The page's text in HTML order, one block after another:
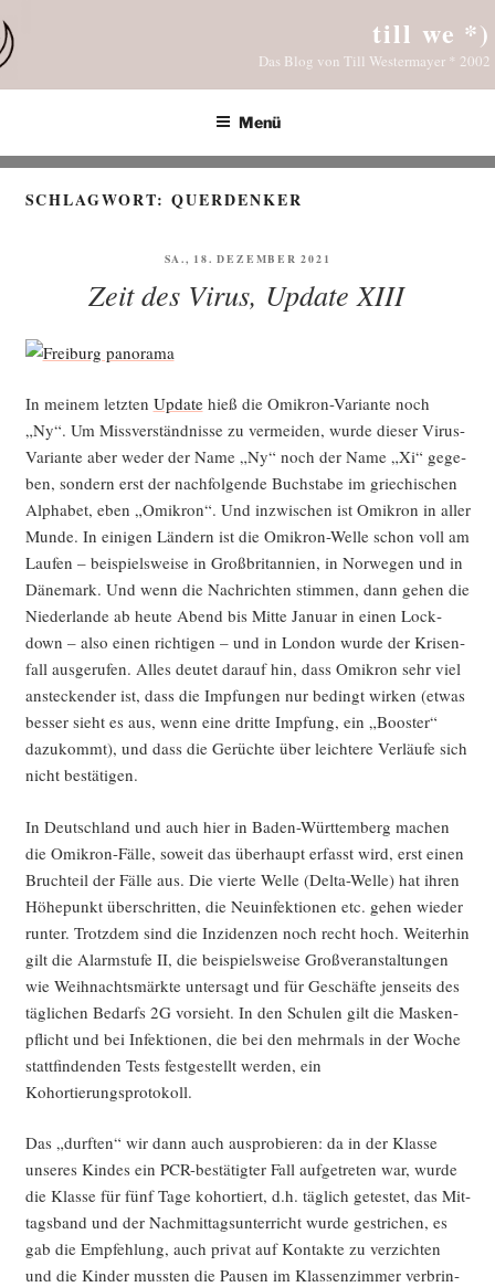
Inhalt
springen
till we *)
Das Blog von Till Westermayer * 2002
Menü
SCHLAGWORT:QUERDENKER
VERÖFFENTLICHT
SA., 18. DEZEMBER 2021
Zeit des Virus, Update XIII
In mei­nem letz­ten Updatehieß die Omi­kron-Vari­an­te noch
„Ny“. Um Miss­ver­ständ­nis­se zu ver­mei­den, wur­de die­ser Virus-
Vari­an­te aber weder der Name „Ny“ noch der Name „Xi“ gege­
ben, son­dern erst der nach­fol­gen­de Buch­sta­be im grie­chi­schen
Alpha­bet, eben „Omi­kron“. Und inzwi­schen ist Omi­kron in aller
Mun­de. In eini­gen Län­dern ist die Omi­kron-Wel­le schon voll am
Lau­fen – bei­spiels­wei­se in Groß­bri­tan­ni­en, in Nor­we­gen und in
Däne­mark. Und wenn die Nach­rich­ten stim­men, dann gehen die
Nie­der­lan­de ab heu­te Abend bis Mit­te Janu­ar in einen Lock­
down – also einen rich­ti­gen – und in Lon­don wur­de der Kri­sen­
fall aus­ge­ru­fen. Alles deu­tet dar­auf hin, dass Omi­kron sehr viel
anste­cken­der ist, dass die Imp­fun­gen nur bedingt wir­ken (etwas
bes­ser sieht es aus, wenn eine drit­te Imp­fung, ein „Boos­ter“
dazu­kommt), und dass die Gerüch­te über leich­te­re Ver­läu­fe sich
nicht bestätigen.
In Deutsch­land und auch hier in Baden-Würt­tem­berg machen
die Omi­kron-Fäl­le, soweit das über­haupt erfasst wird, erst einen
Bruch­teil der Fäl­le aus. Die vier­te Wel­le (Del­ta-Wel­le) hat ihren
Höhe­punkt über­schrit­ten, die Neu­in­fek­tio­nen etc. gehen wie­der
run­ter. Trotz­dem sind die Inzi­den­zen noch recht hoch. Wei­ter­hin
gilt die Alarm­stu­fe II, die bei­spiels­wei­se Groß­ver­an­stal­tun­gen
wie Weih­nachts­märk­te unter­sagt und für Geschäf­te jen­seits des
täg­li­chen Bedarfs 2G vor­sieht. In den Schu­len gilt die Mas­ken­
pflicht und bei Infek­tio­nen, die bei den mehr­mals in der Woche
statt­fin­den­den Tests fest­ge­stellt wer­den, ein
Kohortierungsprotokoll.
Das „durf­ten“ wir dann auch aus­pro­bie­ren: da in der Klas­se
unse­res Kin­des ein PCR-bestä­tig­ter Fall auf­ge­tre­ten war, wur­de
die Klas­se für fünf Tage kohor­tiert, d.h. täg­lich getes­tet, das Mit­
tags­band und der Nach­mit­tags­un­ter­richt wur­de gestri­chen, es
gab die Emp­feh­lung, auch pri­vat auf Kon­tak­te zu ver­zich­ten
und die Kin­der muss­ten die Pau­sen im Klas­sen­zim­mer ver­brin­